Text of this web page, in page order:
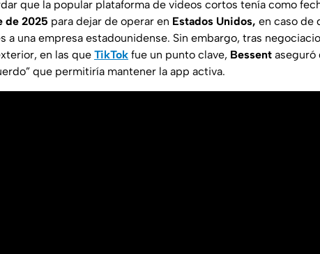
que la popular plataforma de videos cortos tenía como
de 2025 para dejar de operar en Estados Unidos, en caso de
a una empresa estadounidense. Sin embargo, tras
en las que TikTok fue un punto clave, Bessent aseguró
que permitiría mantener la app activa.